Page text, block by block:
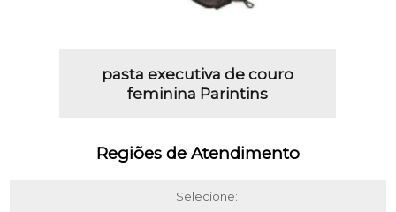
pasta executiva de couro
feminina Parintins
Regiões de Atendimento
Selecione: